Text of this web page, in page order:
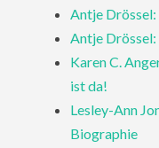
Antje
Antje
Karen C.
ist da!
Lesley-Ann
Biographie